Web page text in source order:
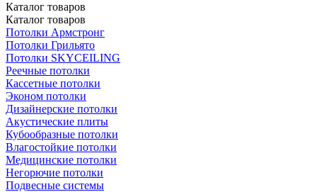
Каталог товаров
Каталог товаров
Потолки Армстронг
Потолки Грильято
Потолки SKYCEILING
Реечные потолки
Кассетные потолки
Эконом потолки
Дизайнерские потолки
Акустические плиты
Кубообразные потолки
Влагостойкие потолки
Медицинские потолки
Негорючие потолки
Подвесные системы